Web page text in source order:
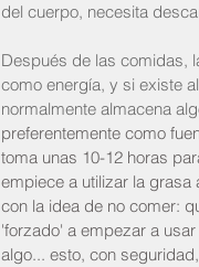
del cuerpo, necesita
Después de las comidas,
como energía, y si existe
normalmente almacena
preferentemente como
toma unas 10-12 horas
empiece a utilizar la
con la idea de no comer:
'forzado' a empezar a
algo... esto, con